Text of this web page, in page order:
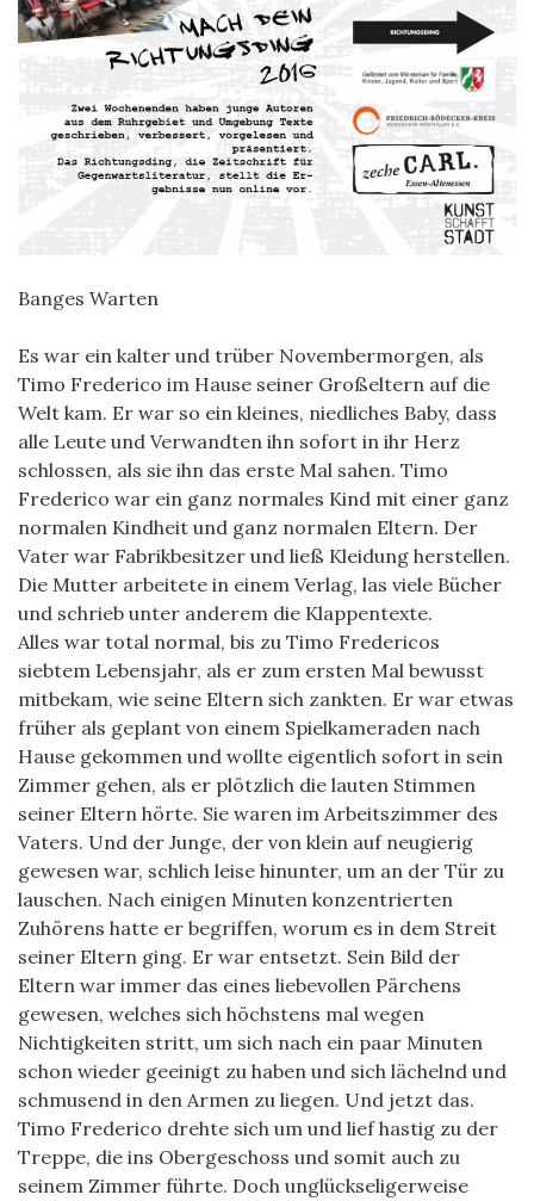
Banges Warten
Es war ein kalter und trüber Novembermorgen, als
Timo Frederico im Hause seiner Großeltern auf die
Welt kam. Er war so ein kleines, niedliches Baby, dass
alle Leute und Verwandten ihn sofort in ihr Herz
schlossen, als sie ihn das erste Mal sahen. Timo
Frederico war ein ganz normales Kind mit einer ganz
normalen Kindheit und ganz normalen Eltern. Der
Vater war Fabrikbesitzer und ließ Kleidung herstellen.
Die Mutter arbeitete in einem Verlag, las viele Bücher
und schrieb unter anderem die Klappentexte.
Alles war total normal, bis zu Timo Fredericos
siebtem Lebensjahr, als er zum ersten Mal bewusst
mitbekam, wie seine Eltern sich zankten. Er war etwas
früher als geplant von einem Spielkameraden nach
Hause gekommen und wollte eigentlich sofort in sein
Zimmer gehen, als er plötzlich die lauten Stimmen
seiner Eltern hörte. Sie waren im Arbeitszimmer des
Vaters. Und der Junge, der von klein auf neugierig
gewesen war, schlich leise hinunter, um an der Tür zu
lauschen. Nach einigen Minuten konzentrierten
Zuhörens hatte er begriffen, worum es in dem Streit
seiner Eltern ging. Er war entsetzt. Sein Bild der
Eltern war immer das eines liebevollen Pärchens
gewesen, welches sich höchstens mal wegen
Nichtigkeiten stritt, um sich nach ein paar Minuten
schon wieder geeinigt zu haben und sich lächelnd und
schmusend in den Armen zu liegen. Und jetzt das.
Timo Frederico drehte sich um und lief hastig zu der
Treppe, die ins Obergeschoss und somit auch zu
seinem Zimmer führte. Doch unglückseligerweise